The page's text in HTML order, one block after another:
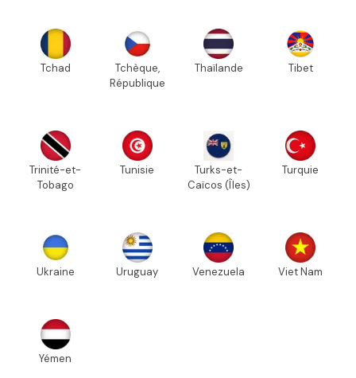
Tchad
Tchèque,
République
Thaïlande Tibet
Trinité-et-
Tobago
Tunisie
Turks-et-
Caïcos (Îles)
Turquie
Ukraine Uruguay Venezuela Viet Nam
Yémen